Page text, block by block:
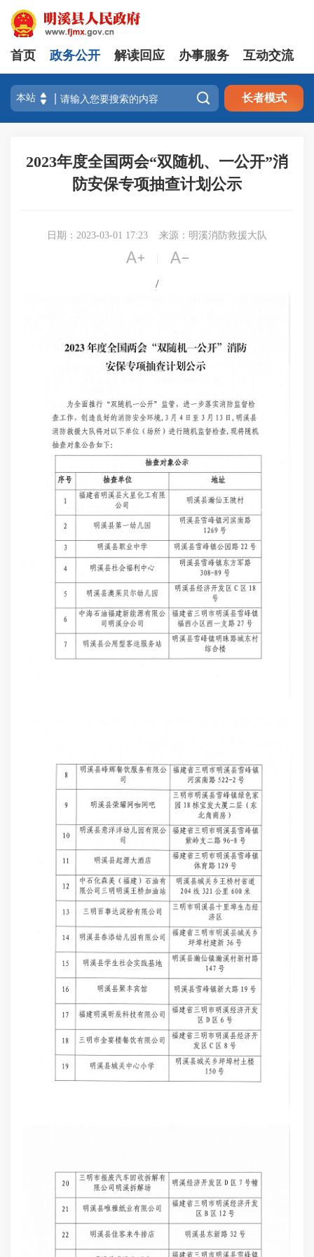
首页 政务公开 解读回应 办事服务 互动交流
 长者模式
2023年度全国两会“双随机、一公开”消
防安保专项抽查计划公示
日期：2023-03-01 17:23 来源：明溪消防救援大队
 
/